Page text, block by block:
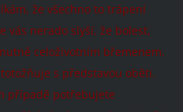
že všechno to trápení
vás nerado slyší, že bolest,
celoživotním břemenem.
s představou oběti.
případě potřebujete